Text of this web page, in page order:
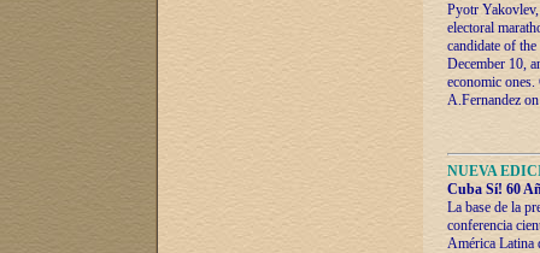
Pyotr
electoral
candidate of
December 10,
economic
A.Fernandez
NUEVA
Cuba Sí! 60
La base de la
conferencia
América Latina